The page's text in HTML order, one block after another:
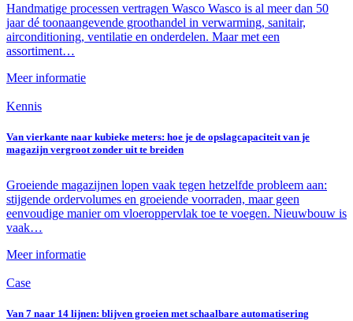
Handmatige processen vertragen Wasco Wasco is al meer dan 50
jaar dé toonaangevende groothandel in verwarming, sanitair,
airconditioning, ventilatie en onderdelen. Maar met een
assortiment…
Meer informatie
Kennis
Van vierkante naar kubieke meters: hoe je de opslagcapaciteit van je
magazijn vergroot zonder uit te breiden
Groeiende magazijnen lopen vaak tegen hetzelfde probleem aan:
stijgende ordervolumes en groeiende voorraden, maar geen
eenvoudige manier om vloeroppervlak toe te voegen. Nieuwbouw is
vaak…
Meer informatie
Case
Van 7 naar 14 lijnen: blijven groeien met schaalbare automatisering